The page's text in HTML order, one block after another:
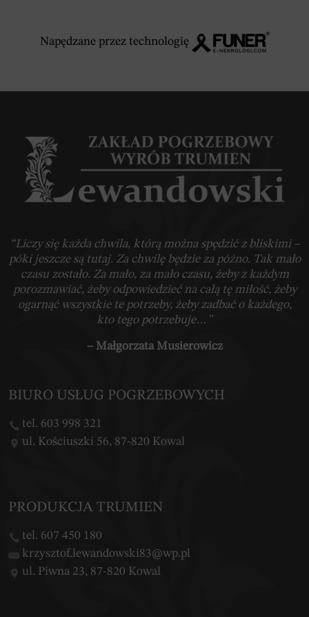
Napędzane przez technologię
“Liczy się każda chwila, którą można spędzić z bliskimi –
póki jeszcze są tutaj. Za chwilę będzie za późno. Tak mało
czasu zostało. Za mało, za mało czasu, żeby z każdym
porozmawiać, żeby odpowiedzieć na całą tę miłość, żeby
ogarnąć wszystkie te potrzeby, żeby zadbać o każdego,
kto tego potrzebuje…”
– Małgorzata Musierowicz
BIURO USŁUG POGRZEBOWYCH
tel. 603 998 321
ul. Kościuszki 56, 87-820 Kowal
PRODUKCJA TRUMIEN
tel. 607 450 180
krzysztof.lewandowski83@wp.pl
ul. Piwna 23, 87-820 Kowal